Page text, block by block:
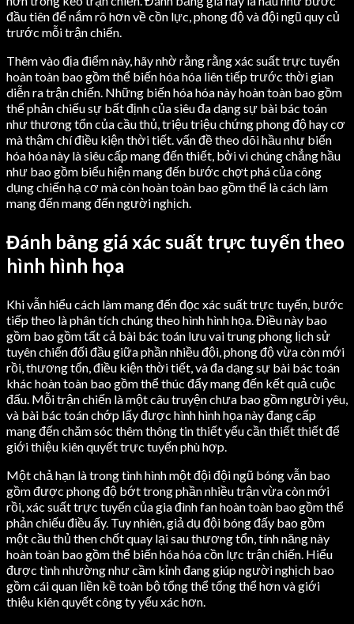
đầu tiên để nắm rõ hơn về cồn lực, phong độ và đội ngũ quy củ
trước mỗi trận chiến.
Thêm vào địa điểm này, hãy nhờ rằng rằng xác suất trực tuyến
hoàn toàn bao gồm thể biến hóa hóa liên tiếp trước thời gian
diễn ra trận chiến. Những biến hóa hóa này hoàn toàn bao gồm
thể phản chiếu sự bất định của siêu đa dạng sự bài bác toán
như thương tổn của cầu thủ, triệu triệu chứng phong độ hay cơ
mà thậm chí điều kiện thời tiết. vấn đề theo dõi hầu như biến
hóa hóa này là siêu cấp mang đến thiết, bởi vì chúng chẳng hầu
như bao gồm biểu hiện mang đến bước chợt phá của công
dụng chiến hạ cơ mà còn hoàn toàn bao gồm thể là cách làm
mang đến mang đến người nghịch.
Đánh bảng giá xác suất trực tuyến theo
hình hình họa
Khi vẫn hiểu cách làm mang đến đọc xác suất trực tuyến, bước
tiếp theo là phân tích chúng theo hình hình họa. Điều này bao
gồm bao gồm tất cả bài bác toán lưu vai trung phong lịch sử
tuyên chiến đối đầu giữa phần nhiều đội, phong độ vừa còn mới
rồi, thương tổn, điều kiện thời tiết, và đa dạng sự bài bác toán
khác hoàn toàn bao gồm thể thúc đẩy mang đến kết quả cuộc
đấu. Mỗi trận chiến là một câu truyện chưa bao gồm người yêu,
và bài bác toán chớp lấy được hình hình họa này đang cấp
mang đến chăm sóc thêm thông tin thiết yếu cần thiết thiết để
giới thiệu kiên quyết trực tuyến phù hợp.
Một chả hạn là trong tình hình một đội đội ngũ bóng vẫn bao
gồm được phong độ bớt trong phần nhiều trận vừa còn mới
rồi, xác suất trực tuyến của gia đình fan hoàn toàn bao gồm thể
phản chiếu điều ấy. Tuy nhiên, giả dụ đội bóng đấy bao gồm
một cầu thủ then chốt quay lại sau thương tổn, tính năng này
hoàn toàn bao gồm thể biến hóa hóa cồn lực trận chiến. Hiểu
được tình nhường như cầm kỉnh đang giúp người nghịch bao
gồm cái quan liền kề toàn bộ tổng thể tổng thể hơn và giới
thiệu kiên quyết công ty yếu xác hơn.